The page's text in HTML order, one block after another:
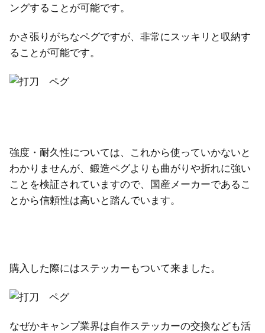
ングすることが可能です。
かさ張りがちなペグですが、非常にスッキリと収納す
ることが可能です。
強度・耐久性については、これから使っていかないと
わかりませんが、鍛造ペグよりも曲がりや折れに強い
ことを検証されていますので、国産メーカーであるこ
とから信頼性は高いと踏んでいます。
購入した際にはステッカーもついて来ました。
なぜかキャンプ業界は自作ステッカーの交換なども活